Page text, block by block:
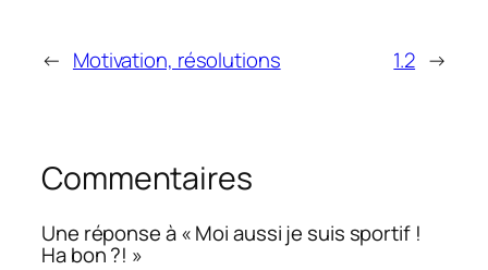
← Motivation, résolutions 1.2 →
Commentaires
Une réponse à « Moi aussi je suis sportif !
Ha bon ?! »